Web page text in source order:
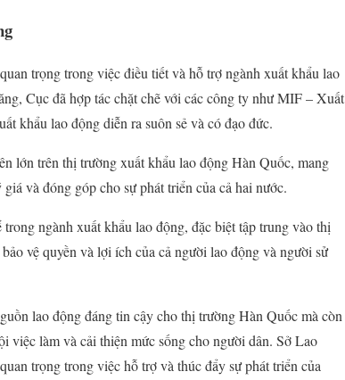
trọng trong việc điều tiết và hỗ trợ ngành xuất khẩu lao
Cục đã hợp tác chặt chẽ với các công ty như MIF – Xuất
khẩu lao động diễn ra suôn sẻ và có đạo đức.
lớn trên thị trường xuất khẩu lao động Hàn Quốc, mang
và đóng góp cho sự phát triển của cả hai nước.
ngành xuất khẩu lao động, đặc biệt tập trung vào thị
vệ quyền và lợi ích của cả người lao động và người sử
lao động đáng tin cậy cho thị trường Hàn Quốc mà còn
việc làm và cải thiện mức sống cho người dân. Sở Lao
trọng trong việc hỗ trợ và thúc đẩy sự phát triển của